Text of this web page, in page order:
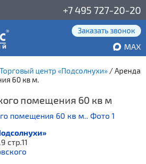
+7 495 727-20-20
Заказать звонок
MAX
Торговый центр «Подсолнухи» /Аренда
60 кв м.
помещения 60 кв м
стр.11